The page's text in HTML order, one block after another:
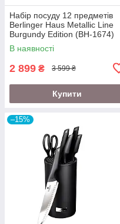
Набір посуду 12 предметів
Berlinger Haus Metallic Line
Burgundy Edition (BH-1674)
В наявності
2 899 ₴ 3 599 ₴
Купити
–15%